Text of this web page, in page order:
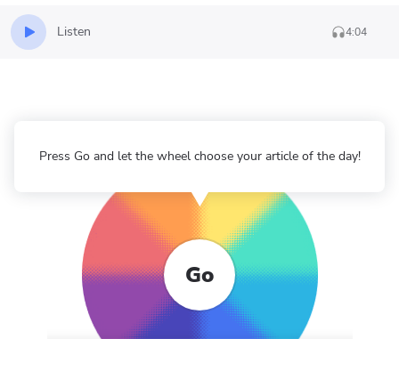
Listen 4:04
Go
Press Go and let the wheel choose your article of the day!